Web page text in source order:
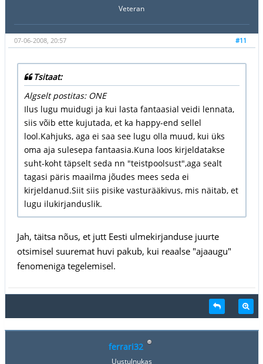
Veteran
#11
07-06-2008, 20:57
Tsitaat:
Algselt postitas: ONE
Ilus lugu muidugi ja kui lasta fantaasial veidi lennata,
siis võib ette kujutada, et ka happy-end sellel
lool.Kahjuks, aga ei saa see lugu olla muud, kui üks
oma aja sulesepa fantaasia.Kuna loos kirjeldatakse
suht-koht täpselt seda nn "teistpoolsust",aga sealt
tagasi päris maailma jõudes mees seda ei
kirjeldanud.Siit siis pisike vasturääkivus, mis näitab, et
lugu ilukirjanduslik.
Jah, täitsa nõus, et jutt Eesti ulmekirjanduse juurte
otsimisel suuremat huvi pakub, kui reaalse "ajaaugu"
fenomeniga tegelemisel.
ferrari32
Uustulnukas